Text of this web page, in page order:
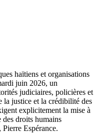
haïtiens et organisations
juin 2026, un
judiciaires, policières et
la justice et la crédibilité des
explicitement la mise à
des droits humains
Espérance.